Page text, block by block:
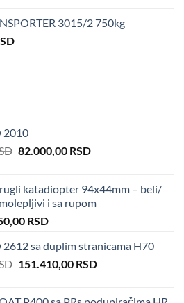
3015/2 750kg
2010
Original
100.000,00 RSD.
82.000,00 RSDCurrent
82.000,00 RSD.
katadiopter 94x44mm – beli/
i sa rupom
RSD.
RSDCurrent
is:
50,00 RSD.
2612 sa duplim stranicama H70
Original
151.410,00 RSDCurrent